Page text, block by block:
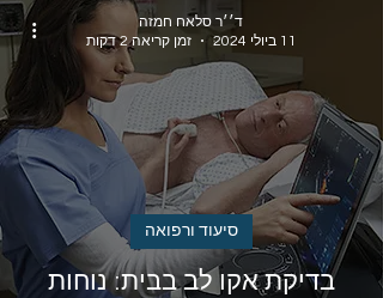
בדיקת אקו לב בבית: נוחות
סיעוד ורפואה
ד׳׳ר סלאח חמזה
11 ביולי 2024
זמן קריאה 2 דקות